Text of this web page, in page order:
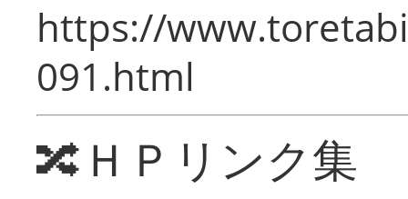
https://
091.html
🔀ＨＰリンク集